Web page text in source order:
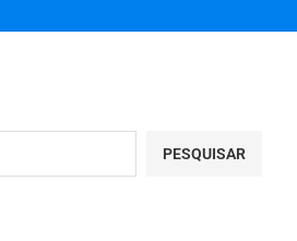
PESQUISAR